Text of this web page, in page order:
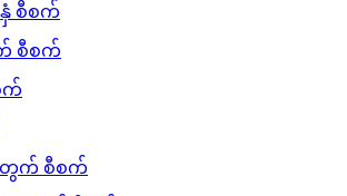
စီစက်
စီစက်
က်
တွက် စီစက်